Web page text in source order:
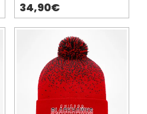
34,90€